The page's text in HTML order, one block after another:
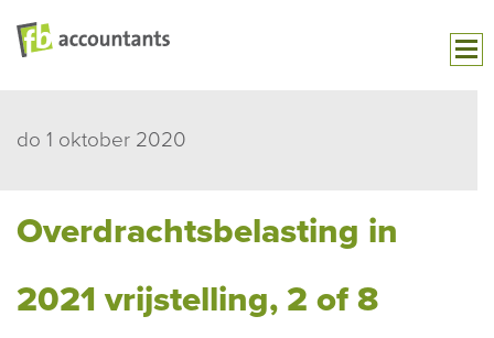
do 1 oktober 2020
Overdrachtsbelasting in
2021 vrijstelling, 2 of 8